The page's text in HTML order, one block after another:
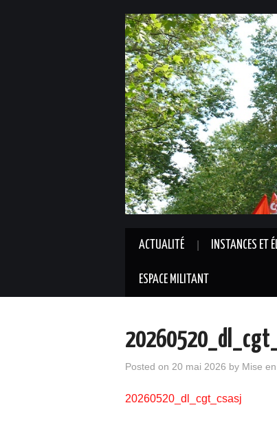
ACTUALITÉ INSTANCES ET
ESPACE MILITANT
Posted on 20 mai 2026 by Mise
20260520_dl_cgt_csasj